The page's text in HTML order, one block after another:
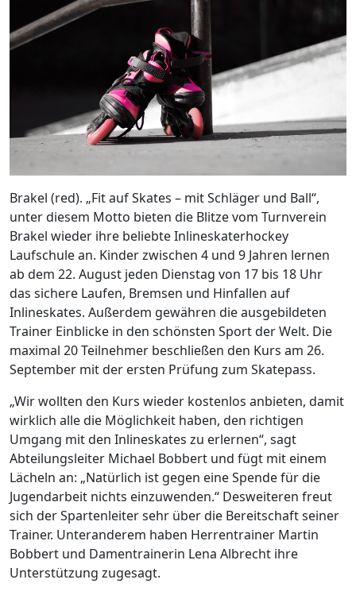
Brakel (red). „Fit auf Skates – mit Schläger und Ball“,
unter diesem Motto bieten die Blitze vom Turnverein
Brakel wieder ihre beliebte Inlineskaterhockey
Laufschule an. Kinder zwischen 4 und 9 Jahren lernen
ab dem 22. August jeden Dienstag von 17 bis 18 Uhr
das sichere Laufen, Bremsen und Hinfallen auf
Inlineskates. Außerdem gewähren die ausgebildeten
Trainer Einblicke in den schönsten Sport der Welt. Die
maximal 20 Teilnehmer beschließen den Kurs am 26.
September mit der ersten Prüfung zum Skatepass.
„Wir wollten den Kurs wieder kostenlos anbieten, damit
wirklich alle die Möglichkeit haben, den richtigen
Umgang mit den Inlineskates zu erlernen“, sagt
Abteilungsleiter Michael Bobbert und fügt mit einem
Lächeln an: „Natürlich ist gegen eine Spende für die
Jugendarbeit nichts einzuwenden.“ Desweiteren freut
sich der Spartenleiter sehr über die Bereitschaft seiner
Trainer. Unteranderem haben Herrentrainer Martin
Bobbert und Damentrainerin Lena Albrecht ihre
Unterstützung zugesagt.